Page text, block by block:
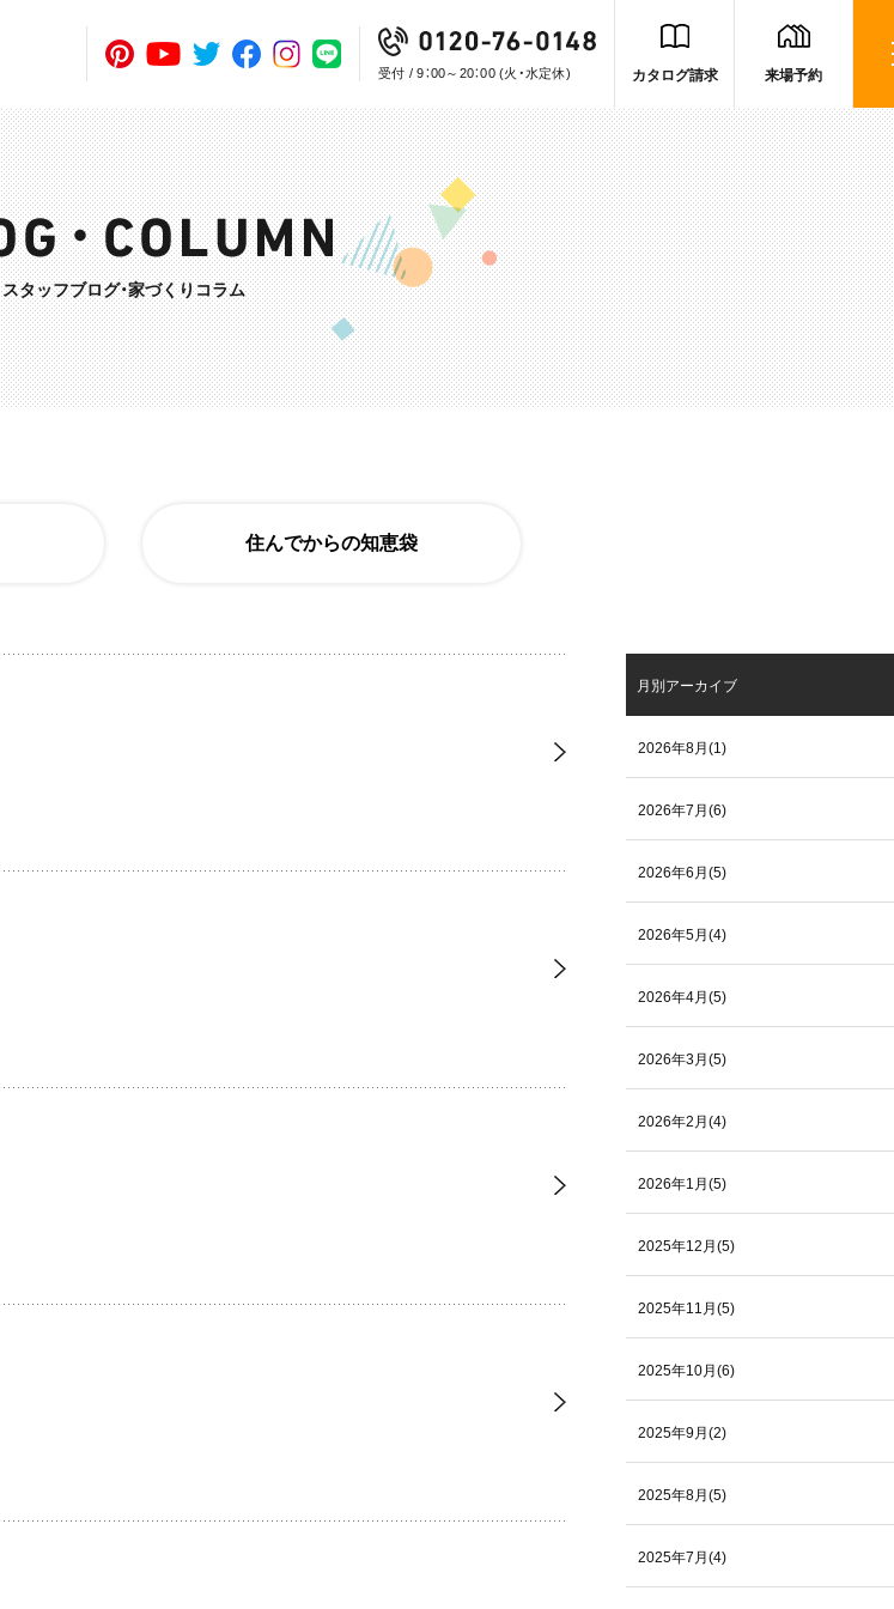
受付 / 9：00～20：00 (火・水定休) カタログ請求 来場予約
スタッフブログ・家づくりコラム
住んでからの知恵袋
月別アーカイブ
2026年8月(1)
2026年7月(6)
2026年6月(5)
2026年5月(4)
2026年4月(5)
2026年3月(5)
2026年2月(4)
2026年1月(5)
2025年12月(5)
2025年11月(5)
2025年10月(6)
2025年9月(2)
2025年8月(5)
2025年7月(4)